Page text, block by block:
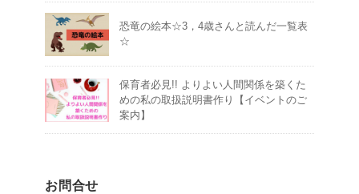
恐竜の絵本☆3，4歳さんと読んだ一覧表
☆
保育者必見!! よりよい人間関係を築くた
めの私の取扱説明書作り【イベントのご
案内】
お問合せ